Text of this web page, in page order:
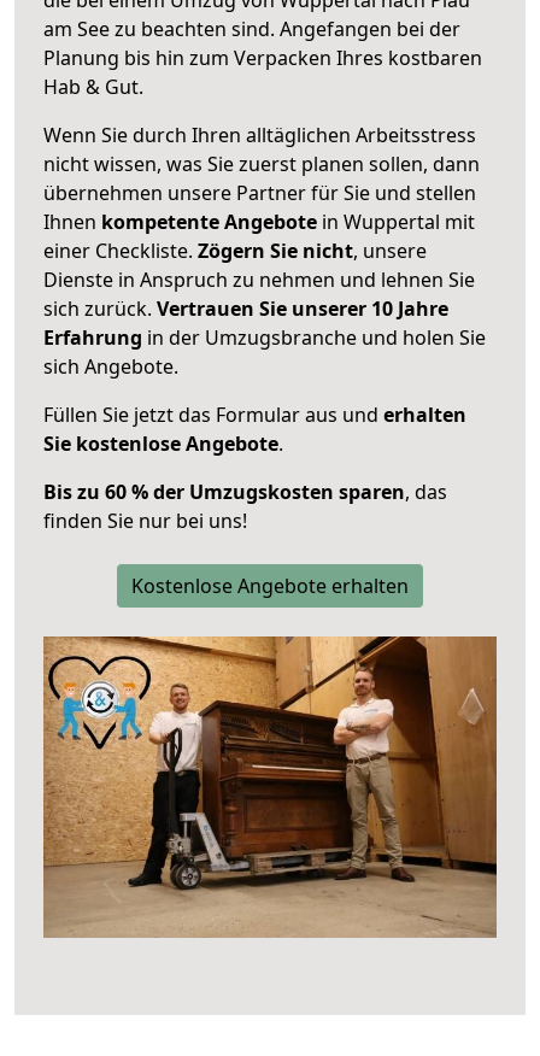
am See zu beachten sind. Angefangen bei der
Planung bis hin zum Verpacken Ihres kostbaren
Hab & Gut.
Wenn Sie durch Ihren alltäglichen Arbeitsstress
nicht wissen, was Sie zuerst planen sollen, dann
übernehmen unsere Partner für Sie und stellen
Ihnen kompetente Angebote in Wuppertal mit
einer Checkliste. Zögern Sie nicht, unsere
Dienste in Anspruch zu nehmen und lehnen Sie
sich zurück. Vertrauen Sie unserer 10 Jahre
Erfahrung in der Umzugsbranche und holen Sie
sich Angebote.
Füllen Sie jetzt das Formular aus und erhalten
Sie kostenlose Angebote.
Bis zu 60 % der Umzugskosten sparen, das
finden Sie nur bei uns!
Kostenlose Angebote erhalten